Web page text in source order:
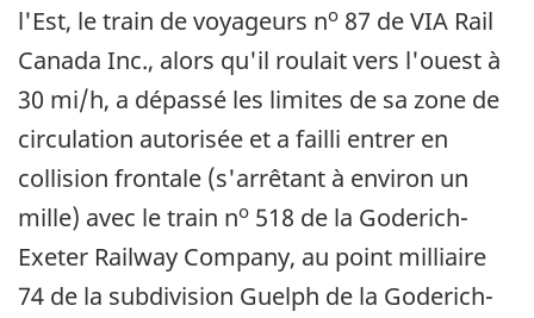
l'Est, le train de voyageurs no 87 de VIA Rail
Canada Inc., alors qu'il roulait vers l'ouest à
30 mi/h, a dépassé les limites de sa zone de
circulation autorisée et a failli entrer en
collision frontale (s'arrêtant à environ un
mille) avec le train no 518 de la Goderich-
Exeter Railway Company, au point milliaire
74 de la subdivision Guelph de la Goderich-